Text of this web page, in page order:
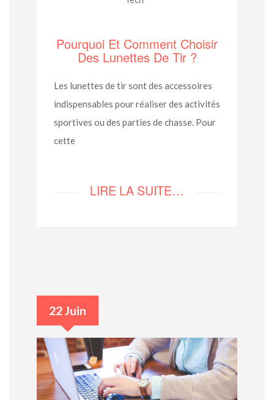
Pourquoi Et Comment Choisir
Des Lunettes De Tir ?
Les lunettes de tir sont des accessoires
indispensables pour réaliser des activités
sportives ou des parties de chasse. Pour
cette
LIRE LA SUITE…
22 Juin